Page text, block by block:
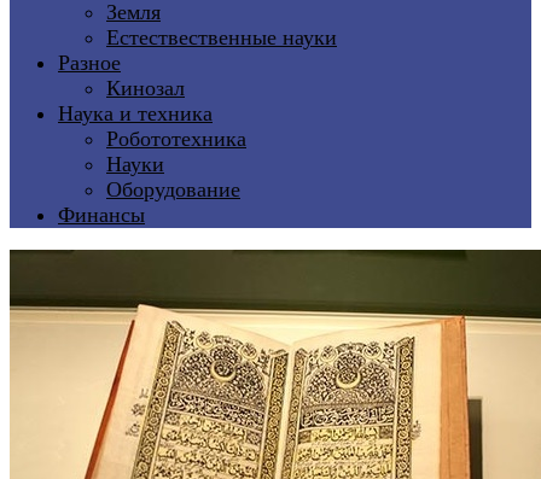
Земля
Естествественные науки
Разное
Кинозал
Наука и техника
Робототехника
Науки
Оборудование
Финансы